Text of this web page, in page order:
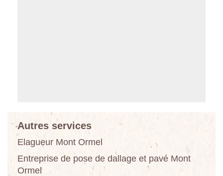
Autres services
Elagueur Mont Ormel
Entreprise de pose de dallage et pavé Mont
Ormel